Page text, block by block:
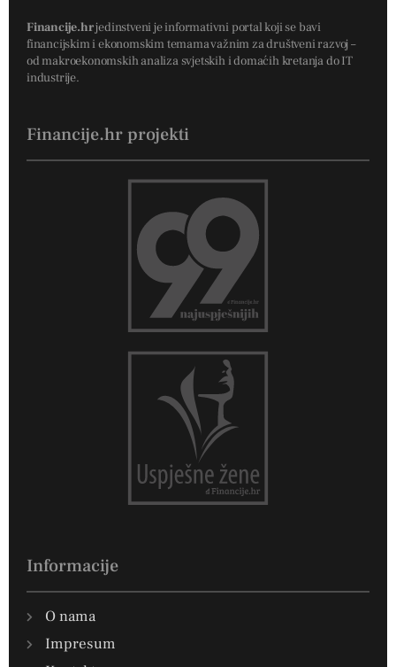
Financije.hrjedinstveni je informativni portal koji se bavi
financijskim i ekonomskim temama važnim za društveni razvoj –
od makroekonomskih analiza svjetskih i domaćih kretanja do IT
industrije.
Financije.hr projekti
Informacije
O nama
Impresum